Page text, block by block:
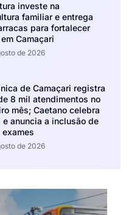
investe na
familiar e entrega
para fortalecer
Camaçari
de 2026
de Camaçari registra
8 mil atendimentos no
mês; Caetano celebra
e anuncia a inclusão de
exames
de 2026